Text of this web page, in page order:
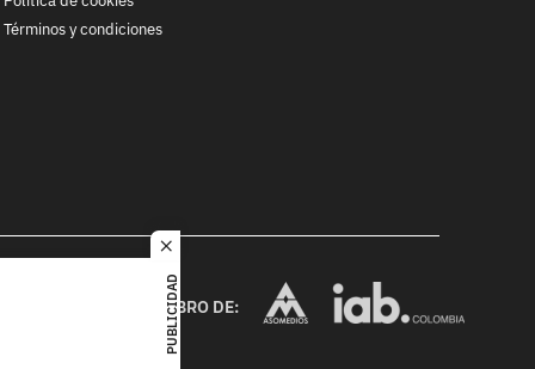
close
PUBLICIDAD
Términos y condiciones
All
MIEMBRO DE: